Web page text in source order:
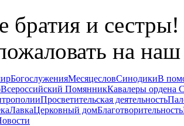
братия и
на наш
БогослуженияМесяцесловСинодикиВ
Всероссийский ПомянникКавалеры ордена
Просветительская деятельность
ЛавкаЦерковный домБлаготворительность